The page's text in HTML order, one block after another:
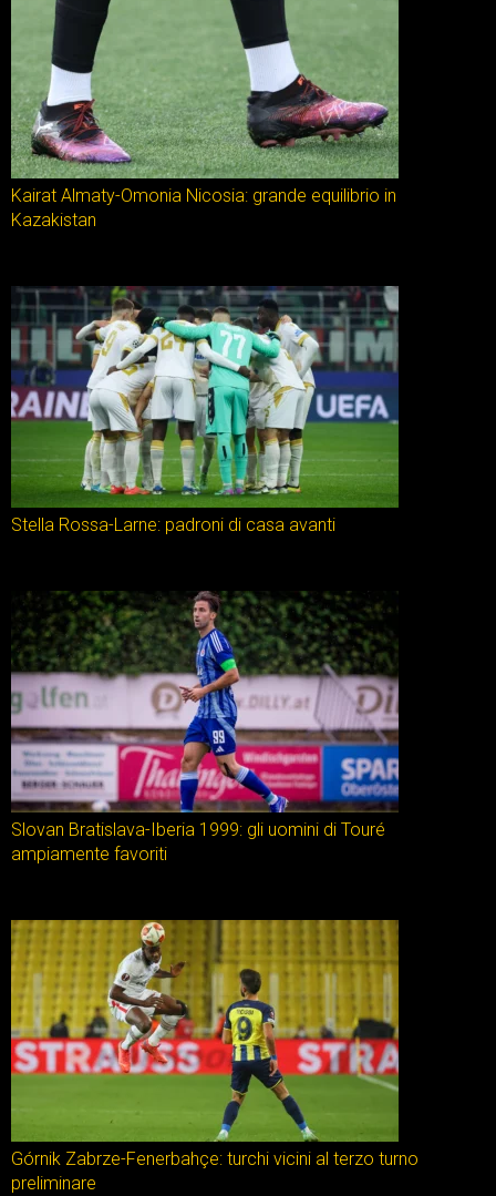
Kairat Almaty-Omonia Nicosia: grande equilibrio in
Kazakistan
Stella Rossa-Larne: padroni di casa avanti
Slovan Bratislava-Iberia 1999: gli uomini di Touré
ampiamente favoriti
Górnik Zabrze-Fenerbahçe: turchi vicini al terzo turno
preliminare